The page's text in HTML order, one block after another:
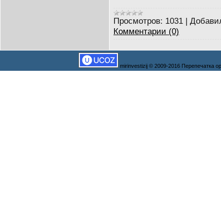
Просмотров: 1031 |
Комментарии (0)
mirinvestizij © 2009-2016 Перепечатка